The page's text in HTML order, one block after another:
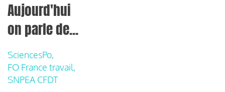
Aujourd'hui
on parle de...
SciencesPo,
FO France travail,
SNPEA CFDT